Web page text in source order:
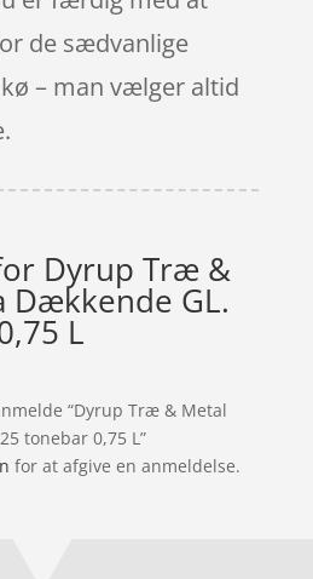
de sædvanlige
– man vælger altid
Dyrup Træ &
Dækkende GL.
L
“Dyrup Træ & Metal
tonebar 0,75 L”
for at afgive en anmeldelse.